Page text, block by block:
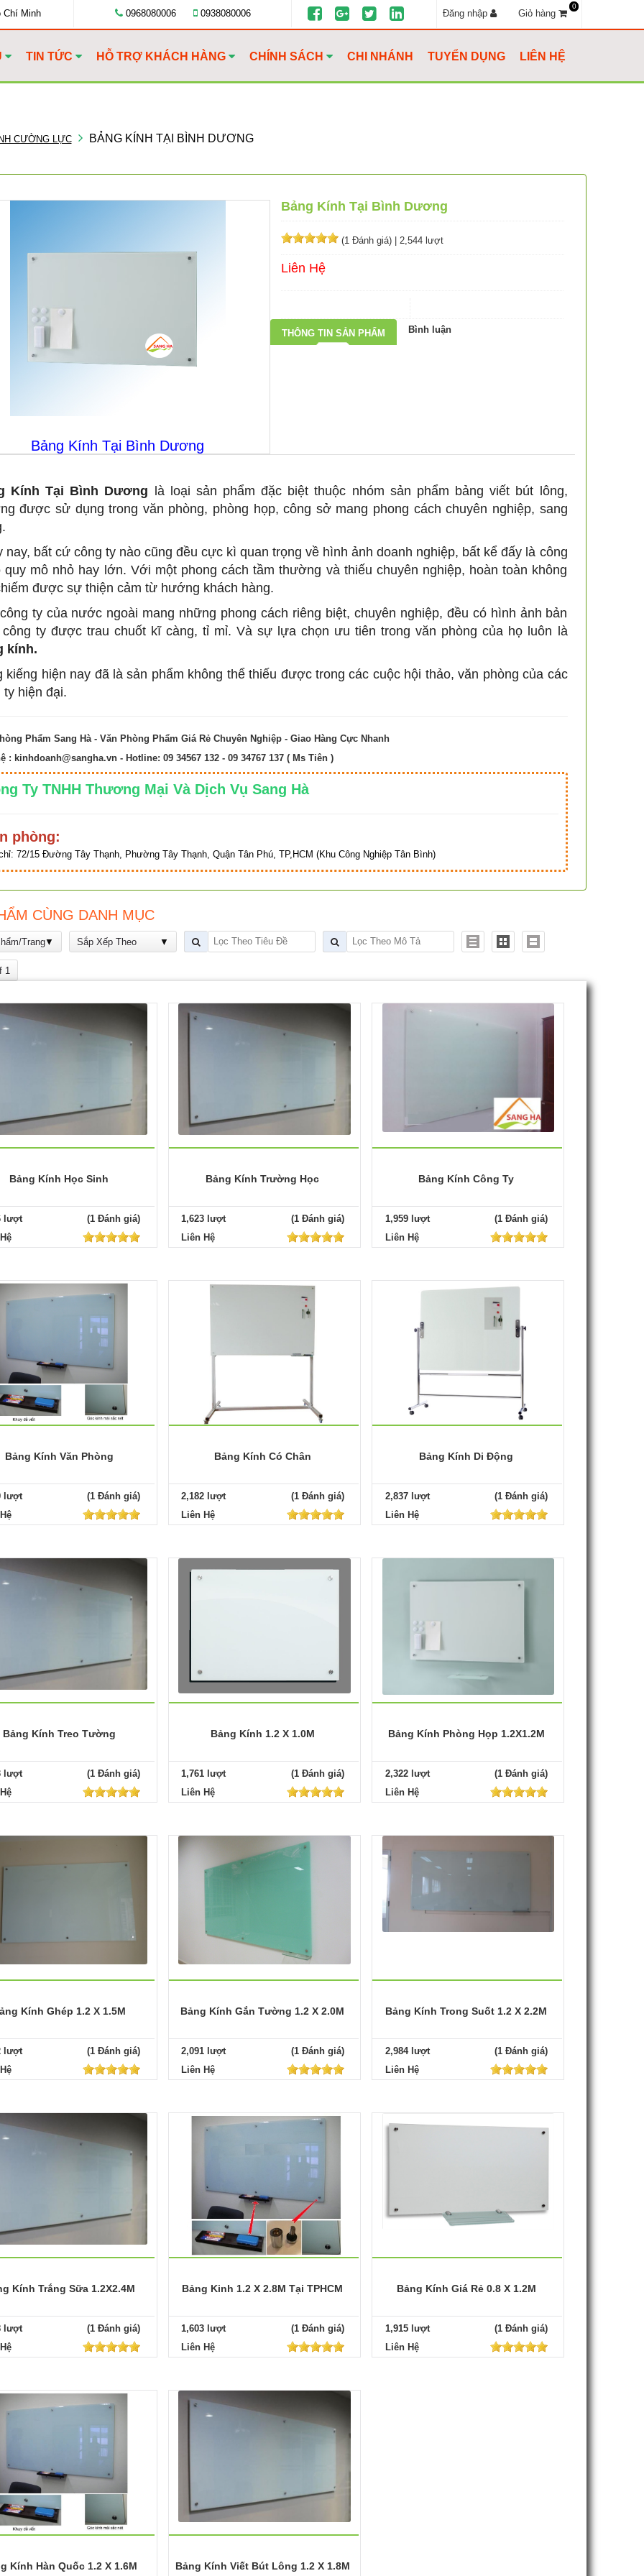
Chí Minh 0968080006 0938080006 Đăng nhập Giỏ hàng
0
TIN TỨC HỖ TRỢ KHÁCH HÀNG CHÍNH SÁCH CHI NHÁNH TUYỂN DỤNG LIÊN HỆ
CƯỜNG LỰC BẢNG KÍNH TẠI BÌNH DƯƠNG
Bảng Kính Tại Bình Dương
Bảng Kính Tại Bình Dương
(1 Đánh giá) | 2,544 lượt
Liên Hệ
THÔNG TIN SẢN PHẨM Bình luận
Kính Tại Bình Dương là loại sản phẩm đặc biệt thuộc nhóm sản phẩm bảng viết bút lông,
được sử dụng trong văn phòng, phòng họp, công sở mang phong cách chuyên nghiệp, sang
nay, bất cứ công ty nào cũng đều cực kì quan trọng về hình ảnh doanh nghiệp, bất kể đấy là công
quy mô nhỏ hay lớn. Với một phong cách tầm thường và thiếu chuyên nghiệp, hoàn toàn không
được sự thiện cảm từ hướng khách hàng.
ty của nước ngoài mang những phong cách riêng biệt, chuyên nghiệp, đều có hình ảnh bản
công ty được trau chuốt kĩ càng, tỉ mỉ. Và sự lựa chọn ưu tiên trong văn phòng của họ luôn là
kính.
kiếng hiện nay đã là sản phẩm không thể thiếu được trong các cuộc hội thảo, văn phòng của các
ty hiện đại.
Phẩm Sang Hà - Văn Phòng Phẩm Giá Rẻ Chuyên Nghiệp - Giao Hàng Cực Nhanh
: kinhdoanh@sangha.vn- Hotline: 09 34567 132 - 09 34767 137 ( Ms Tiên )
Ty TNHH Thương Mại Và Dịch Vụ Sang Hà
phòng:
72/15 Đường Tây Thạnh, Phường Tây Thạnh, Quận Tân Phú, TP,HCM (Khu Công Nghiệp Tân Bình)
CÙNG DANH MỤC
Trang Sắp Xếp Theo
1
Bảng Kính Học Sinh
lượt
(1 Đánh giá)
Bảng Kính Trường Học
1,623 lượt
(1 Đánh giá)
Liên Hệ
Bảng Kính Công Ty
1,959 lượt
(1 Đánh giá)
Liên Hệ
Bảng Kính Văn Phòng
lượt
(1 Đánh giá)
Bảng Kính Có Chân
2,182 lượt
(1 Đánh giá)
Liên Hệ
Bảng Kính Di Động
2,837 lượt
(1 Đánh giá)
Liên Hệ
Bảng Kính Treo Tường
lượt
(1 Đánh giá)
Bảng Kính 1.2 X 1.0M
1,761 lượt
(1 Đánh giá)
Liên Hệ
Bảng Kính Phòng Họp 1.2X1.2M
2,322 lượt
(1 Đánh giá)
Liên Hệ
Kính Ghép 1.2 X 1.5M
lượt
(1 Đánh giá)
Bảng Kính Gắn Tường 1.2 X 2.0M
2,091 lượt
(1 Đánh giá)
Liên Hệ
Bảng Kính Trong Suốt 1.2 X 2.2M
2,984 lượt
(1 Đánh giá)
Liên Hệ
Kính Trắng Sữa 1.2X2.4M
lượt
(1 Đánh giá)
Bảng Kinh 1.2 X 2.8M Tại TPHCM
1,603 lượt
(1 Đánh giá)
Liên Hệ
Bảng Kính Giá Rẻ 0.8 X 1.2M
1,915 lượt
(1 Đánh giá)
Liên Hệ
Kính Hàn Quốc 1.2 X 1.6M Bảng Kính Viết Bút Lông 1.2 X 1.8M